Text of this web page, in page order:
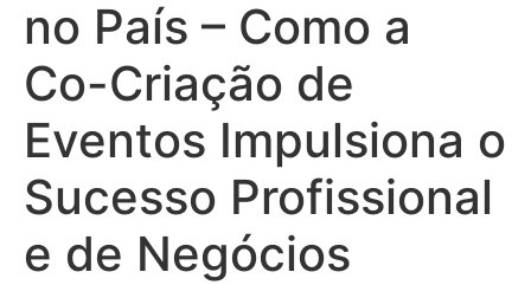
no País – Como a
Co-Criação de
Eventos Impulsiona o
Sucesso Profissional
e de Negócios